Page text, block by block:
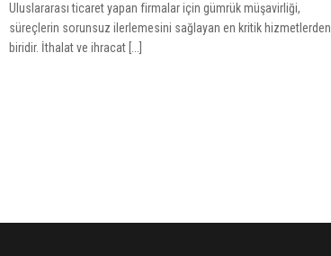
Uluslararası ticaret yapan firmalar için gümrük müşavirliği,
süreçlerin sorunsuz ilerlemesini sağlayan en kritik hizmetlerden
biridir. İthalat ve ihracat [...]